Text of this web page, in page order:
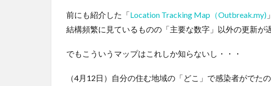
前にも紹介した「Location Tracking Map（Outbreak.my)
結構頻繁に見ているものの「主要な数字」以外の更新が
でもこういうマップはこれしか知らないし・・・
（4月12日）自分の住む地域の「どこ」で感染者がでた